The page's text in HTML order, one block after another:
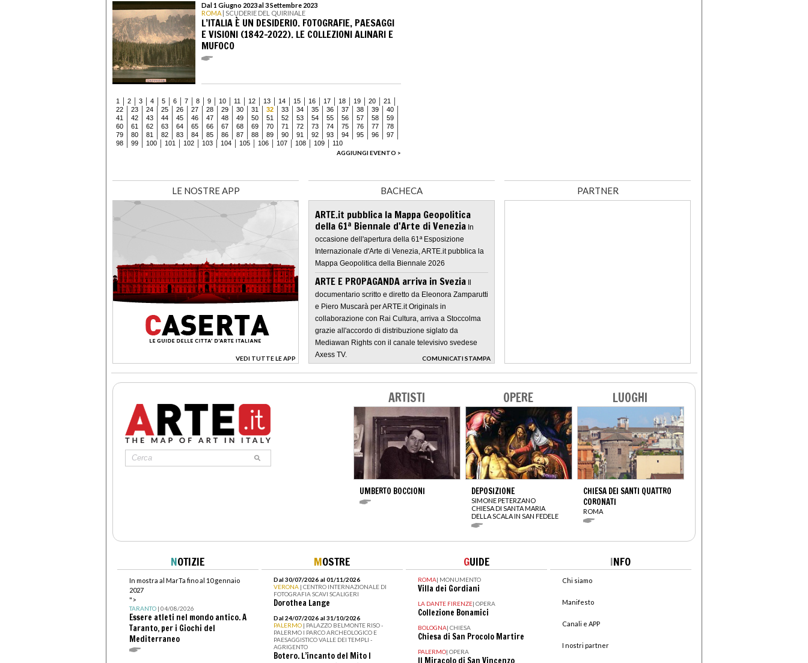
Dal 1 Giugno 2023 al 3 Settembre 2023
ROMA | SCUDERIE DEL QUIRINALE
L’ITALIA È UN DESIDERIO. FOTOGRAFIE, PAESAGGI
E VISIONI (1842-2022). LE COLLEZIONI ALINARI E
MUFOCO
1 2 3 4 5 6 7 8 9 10 11 12 13 14 15 16 17 18 19 20
21
22
23 24 25 26 27 28 29 30 31 32 33 34 35 36 37 38 39
40
41
42 43 44 45 46 47 48 49 50 51 52 53 54 55 56 57 58
59
60
61 62 63 64 65 66 67 68 69 70 71 72 73 74 75 76 77
78
79
80 81 82 83 84 85 86 87 88 89 90 91 92 93 94 95 96
97
98
99 100 101 102 103 104 105 106 107 108 109
110
AGGIUNGI EVENTO >
LE NOSTRE APP
VEDI TUTTE LE APP
>
BACHECA
ARTE.it pubblica la Mappa Geopolitica
della 61ª Biennale d'Arte di Venezia In
occasione dell'apertura della 61ª Esposizione
Internazionale d'Arte di Venezia, ARTE.it pubblica la
Mappa Geopolitica della Biennale 2026
ARTE E PROPAGANDA arriva in Svezia Il
documentario scritto e diretto da Eleonora Zamparutti
e Piero Muscarà per ARTE.it Originals in
collaborazione con Rai Cultura, arriva a Stoccolma
grazie all'accordo di distribuzione siglato da
Mediawan Rights con il canale televisivo svedese
Axess TV.
COMUNICATI STAMPA
>
PARTNER
ARTISTI
UMBERTO BOCCIONI
OPERE
DEPOSIZIONE
SIMONE PETERZANO
CHIESA DI SANTA MARIA
DELLA SCALA IN SAN FEDELE
LUOGHI
CHIESA DEI SANTI QUATTRO
CORONATI
ROMA
NOTIZIE
In mostra al MarTa fino al 10 gennaio
2027
">
TARANTO| 04/08/2026
Essere atleti nel mondo antico. A
Taranto, per i Giochi del
Mediterraneo
MOSTRE
Dal 30/07/2026 al 01/11/2026
VERONA | CENTRO INTERNAZIONALE DI
FOTOGRAFIA SCAVI SCALIGERI
Dorothea Lange
Dal 24/07/2026 al 31/10/2026
PALERMO | PALAZZO BELMONTE RISO -
PALERMO I PARCO ARCHEOLOGICO E
PAESAGGISTICO VALLE DEI TEMPLI -
AGRIGENTO
Botero. L’incanto del Mito I
GUIDE
ROMA| MONUMENTO
Villa dei Gordiani
LA DANTE FIRENZE| OPERA
Collezione Bonamici
BOLOGNA| CHIESA
Chiesa di San Procolo Martire
PALERMO| OPERA
Il Miracolo di San Vincenzo
INFO
Chi siamo
Manifesto
Canali e APP
I nostri partner